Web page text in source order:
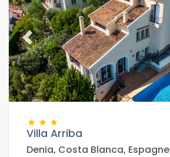
Previous
Villa Arriba
Denia, Costa Blanca, Espagne